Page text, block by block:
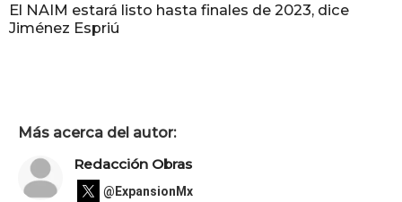
El NAIM estará listo hasta finales de 2023, dice
Jiménez Espriú
Más acerca del autor:
Redacción Obras
@ExpansionMx